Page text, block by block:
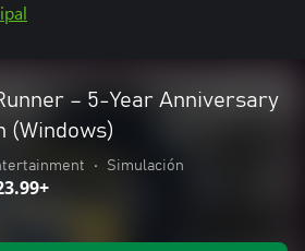
– 5-Year Anniversary
(Windows)
• Simulación